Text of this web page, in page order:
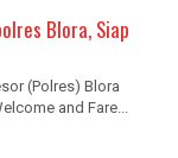
Blora, Siap
(Polres) Blora
and Fare...